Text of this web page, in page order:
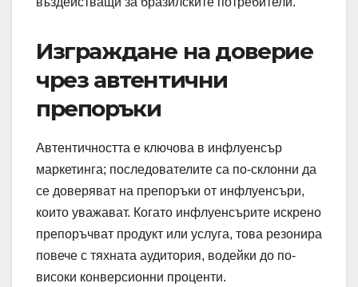
Изграждане на доверие
чрез автентични
препоръки
Автентичността е ключова в инфлуенсър
маркетинга; последователите са по-склонни да
се доверяват на препоръки от инфлуенсъри,
които уважават. Когато инфлуенсърите искрено
препоръчват продукт или услуга, това резонира
повече с тяхната аудитория, водейки до по-
високи конверсионни проценти.